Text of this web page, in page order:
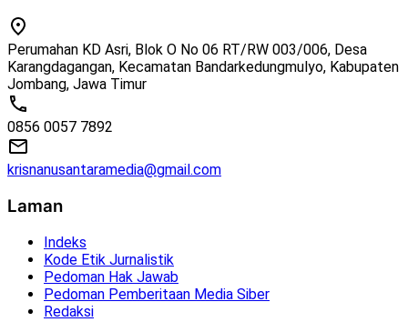
Perumahan KD Asri, Blok O No 06 RT/RW 003/006, Desa
Karangdagangan, Kecamatan Bandarkedungmulyo, Kabupaten
Jombang, Jawa Timur
0856 0057 7892
krisnanusantaramedia@gmail.com
Laman
Indeks
Kode Etik Jurnalistik
Pedoman Hak Jawab
Pedoman Pemberitaan Media Siber
Redaksi